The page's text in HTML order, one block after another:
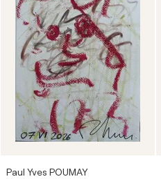
Paul Yves POUMAY